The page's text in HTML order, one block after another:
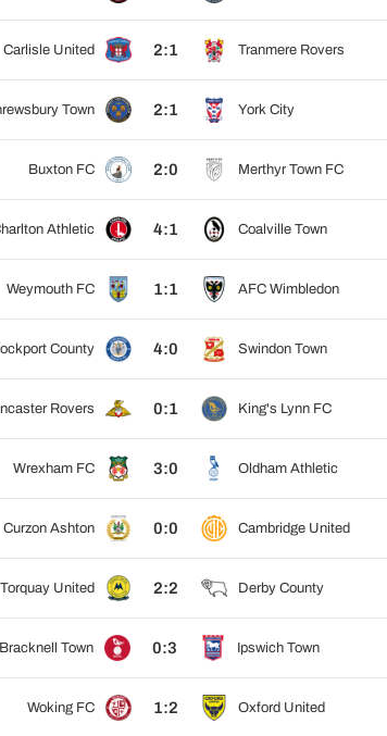
Carlisle United 2:1 Tranmere Rovers
Town 2:1 York City
Buxton FC 2:0 Merthyr Town FC
Athletic 4:1 Coalville Town
Weymouth FC 1:1 AFC Wimbledon
County 4:0 Swindon Town
Rovers 0:1 King's Lynn FC
Wrexham FC 3:0 Oldham Athletic
Curzon Ashton 0:0 Cambridge United
Torquay United 2:2 Derby County
Bracknell Town 0:3 Ipswich Town
Woking FC 1:2 Oxford United